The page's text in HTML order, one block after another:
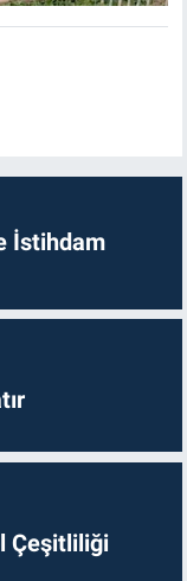
İstihdam
Çeşitliliği